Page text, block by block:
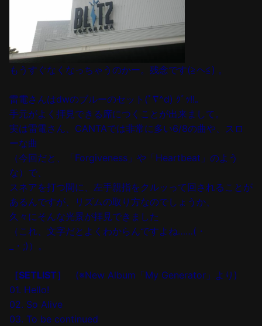
もうすぐなくなっちゃうのかー。残念です(≧ヘ≦) 。
雷電さんはdwのブルーのセット(ﾟ∇^d) ｸﾞｯ!!。
手元がよく拝見できる席につくことが出来まして。
実は雷電さん、CANTAでは非常に多い6/8の曲や、スロ
ーな曲
（今回だと、「Forgiveness」や「Heartbeat」のよう
な）で、
スネアを打つ間に、左手親指をクルッって回されることが
あるんですが、リズムの取り方なのでしょうか、
久々にそんな光景が拝見できました
（これ、文字だとよくわからんですよね……(・
_・;)）。
［SETLIST］
(※New Album「My Generator」より)
01. Hello!
02. So Alive
03. To be continued